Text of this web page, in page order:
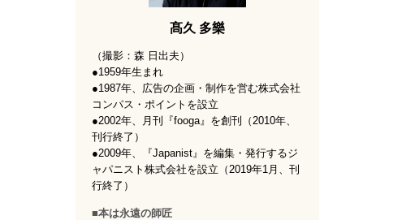
髙久 多樂
（撮影：森 日出夫）
●1959年生まれ
●1987年、広告の企画・制作を営む株式会社
コンパス・ポイントを設立
●2002年、月刊『fooga』を創刊（2010年、
刊行終了）
●2009年、『Japanist』を編集・発行するジ
ャパニスト株式会社を設立（2019年1月、刊
行終了）
■本は永遠の師匠